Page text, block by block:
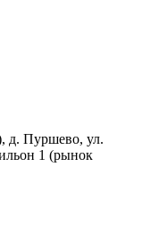
д. Пуршево, ул.
1 (рынок